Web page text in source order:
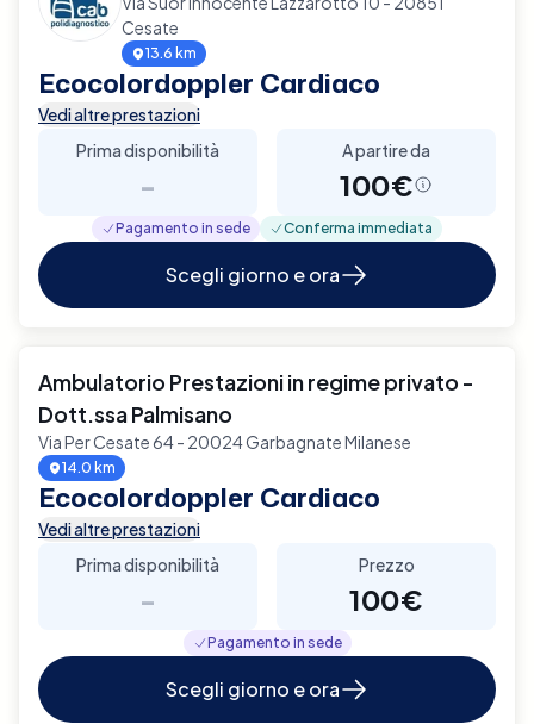
Cesate
13.6 km
Ecocolordoppler Cardiaco
Vedi altre prestazioni
Prima disponibilità
-
A partire da
100€
Pagamento in sede Conferma immediata
Scegli giorno e ora
Ambulatorio Prestazioni in regime privato -
Dott.ssa Palmisano
Via Per Cesate 64 - 20024 Garbagnate Milanese
14.0 km
Ecocolordoppler Cardiaco
Vedi altre prestazioni
Prima disponibilità
-
Prezzo
100€
Pagamento in sede
Scegli giorno e ora